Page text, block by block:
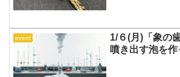
event
1/６(月)「象の
噴き出す泡を作